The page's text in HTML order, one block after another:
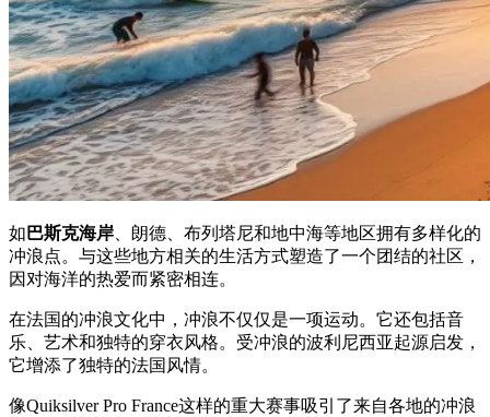
如 巴斯克海岸 、朗德、布列塔尼和地中海等地区拥有多样化的
冲浪点。与这些地方相关的生活方式塑造了一个团结的社区，
因对海洋的热爱而紧密相连。
在法国的冲浪文化中，冲浪不仅仅是一项运动。它还包括音
乐、艺术和独特的穿衣风格。受冲浪的波利尼西亚起源启发，
它增添了独特的法国风情。
像Quiksilver Pro France这样的重大赛事吸引了来自各地的冲浪